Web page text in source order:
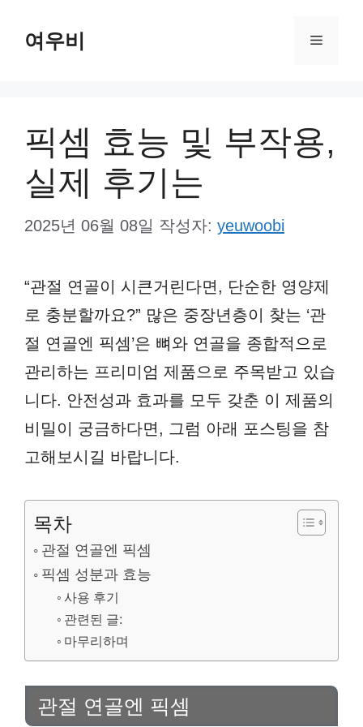
여우비 메
픽셈 효능 및 부작용,
실제 후기는
2025년 06월 08일 작성자: yeuwoobi
“관절 연골이 시큰거린다면, 단순한 영양제
로 충분할까요?” 많은 중장년층이 찾는 ‘관
절 연골엔 픽셈’은 뼈와 연골을 종합적으로
관리하는 프리미엄 제품으로 주목받고 있습
니다. 안전성과 효과를 모두 갖춘 이 제품의
비밀이 궁금하다면, 그럼 아래 포스팅을 참
고해보시길 바랍니다.
목차
관절 연골엔 픽셈
픽셈 성분과 효능
사용 후기
관련된 글:
마무리하며
관절 연골엔 픽셈